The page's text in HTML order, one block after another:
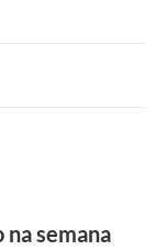
na semana